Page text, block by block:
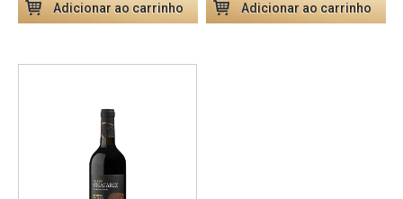
Adicionar ao carrinho Adicionar ao carrinho